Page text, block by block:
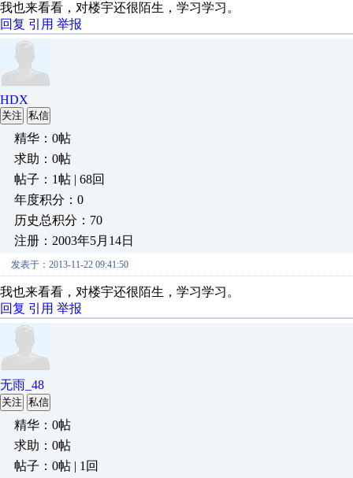
我也来看看，对楼宇还很陌生，学习学习。
回复 引用 举报
HDX
关注 私信
精华：0帖
求助：0帖
帖子：1帖 | 68回
年度积分：0
历史总积分：70
注册：2003年5月14日
发表于：2013-11-22 09:41:50
我也来看看，对楼宇还很陌生，学习学习。
回复 引用 举报
无雨_48
关注 私信
精华：0帖
求助：0帖
帖子：0帖 | 1回